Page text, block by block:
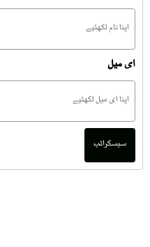
ای میل
سبسکرائب